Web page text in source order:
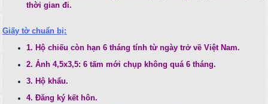
thời gian đi.
Giấy tờ chuẩn bị:
1. Hộ chiếu còn hạn 6 tháng tính từ ngày trở về Việt Nam.
2. Ảnh 4,5x3,5: 6 tấm mới chụp không quá 6 tháng.
3. Hộ khẩu.
4. Đăng ký kết hôn.